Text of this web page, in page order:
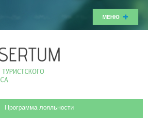
МЕНЮ
Программа лояльности